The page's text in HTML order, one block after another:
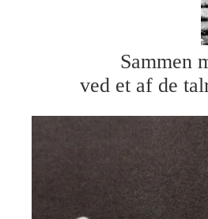
Sammen
ved et af de